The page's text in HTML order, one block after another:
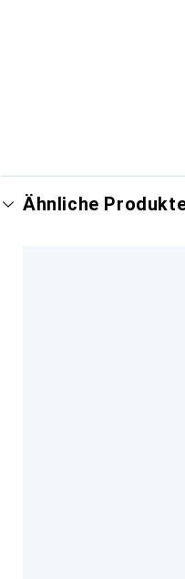
Ähnliche